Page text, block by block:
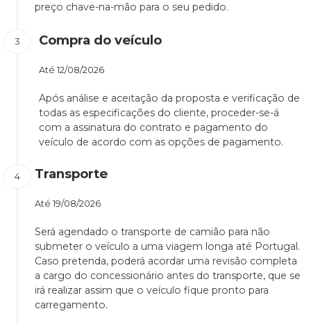
preço chave-na-mão para o seu pedido.
Compra do veículo
Até 12/08/2026
Após análise e aceitação da proposta e verificação de
todas as especificações do cliente, proceder-se-á
com a assinatura do contrato e pagamento do
veículo de acordo com as opções de pagamento.
Transporte
Até 19/08/2026
Será agendado o transporte de camião para não
submeter o veículo a uma viagem longa até Portugal.
Caso pretenda, poderá acordar uma revisão completa
a cargo do concessionário antes do transporte, que se
irá realizar assim que o veículo fique pronto para
carregamento.